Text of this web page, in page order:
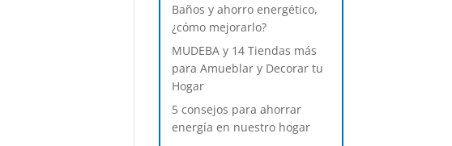
Baños y ahorro energético,
¿cómo mejorarlo?
MUDEBA y 14 Tiendas más
para Amueblar y Decorar tu
Hogar
5 consejos para ahorrar
energía en nuestro hogar